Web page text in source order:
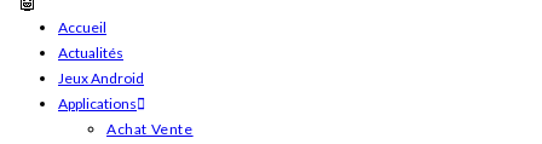
Skip
content
Accueil
Actualités
Jeux Android
Applications
Achat Vente